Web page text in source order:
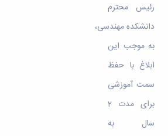
رئیس محترم
دانشکده مهندسی،
به موجب این
ابلاغ با حفظ
سمت آموزشی
برای مدت 2
سال به